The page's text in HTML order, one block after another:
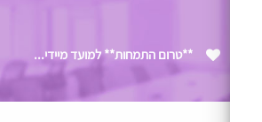
**טרום התמחות** למועד מיידי...